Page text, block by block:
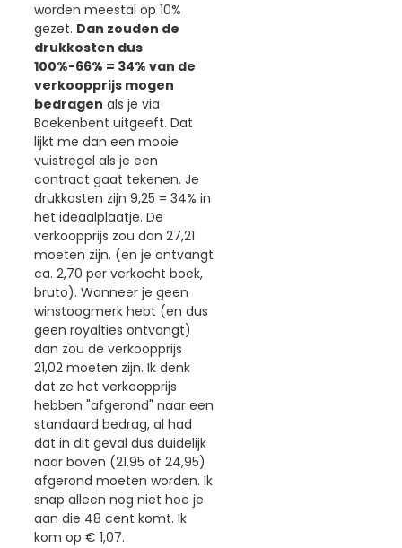
worden meestal op 10%
gezet. Dan zouden de
drukkosten dus
100%-66% = 34% van de
verkoopprijs mogen
bedragen als je via
Boekenbent uitgeeft. Dat
lijkt me dan een mooie
vuistregel als je een
contract gaat tekenen. Je
drukkosten zijn 9,25 = 34% in
het ideaalplaatje. De
verkoopprijs zou dan 27,21
moeten zijn. (en je ontvangt
ca. 2,70 per verkocht boek,
bruto). Wanneer je geen
winstoogmerk hebt (en dus
geen royalties ontvangt)
dan zou de verkoopprijs
21,02 moeten zijn. Ik denk
dat ze het verkoopprijs
hebben "afgerond" naar een
standaard bedrag, al had
dat in dit geval dus duidelijk
naar boven (21,95 of 24,95)
afgerond moeten worden. Ik
snap alleen nog niet hoe je
aan die 48 cent komt. Ik
kom op € 1,07.